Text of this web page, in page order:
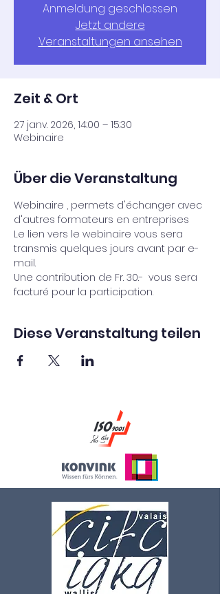
Anmeldung geschlossen
Jetzt andere
Veranstaltungen ansehen
Zeit & Ort
27 janv. 2026, 14:00 – 15:30
Webinaire
Über die Veranstaltung
Webinaire , permets d'échanger avec
d'autres formateurs en entreprises
Le lien vers le webinaire vous sera
transmis quelques jours avant par e-
mail.
Une contribution de Fr. 30.-  vous sera
facturé pour la participation.
Diese Veranstaltung teilen